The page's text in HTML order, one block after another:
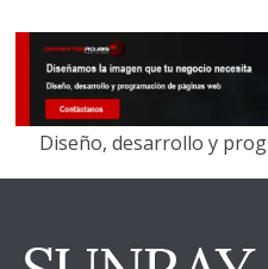
Diseño, desarrollo y